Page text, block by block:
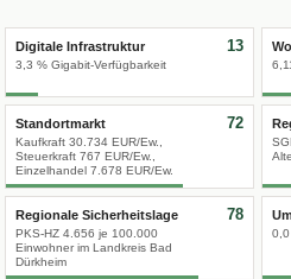
Digitale Infrastruktur
3,3 % Gigabit-Verfügbarkeit
13
Standortmarkt
Kaufkraft 30.734 EUR/Ew.,
Steuerkraft 767 EUR/Ew.,
Einzelhandel 7.678 EUR/Ew.
72
Regionale Sicherheitslage
PKS-HZ 4.656 je 100.000
Einwohner im Landkreis Bad
Dürkheim
78
0,0